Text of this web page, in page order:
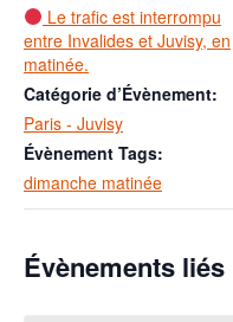
Le trafic est interrompu
entre Invalides et Juvisy, en
matinée.
Catégorie d’Évènement:
Paris - Juvisy
Évènement Tags:
dimanche matinée
Évènements liés